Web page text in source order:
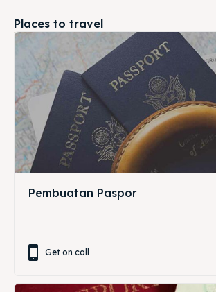
Places to travel
Pembuatan Paspor
Get on call